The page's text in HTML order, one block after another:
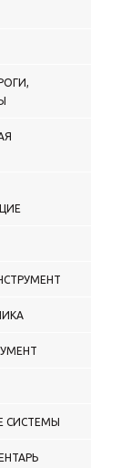
СИСТЕМЫ